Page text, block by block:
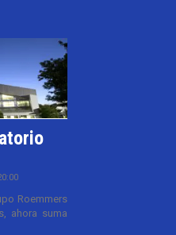
Roemmers
ahora suma